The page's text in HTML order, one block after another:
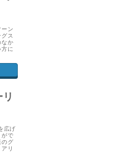
ン
ス
なか
に
広げ
がで
のグ
リ